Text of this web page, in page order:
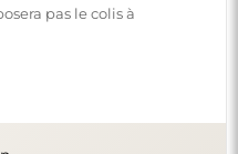
pas le colis à